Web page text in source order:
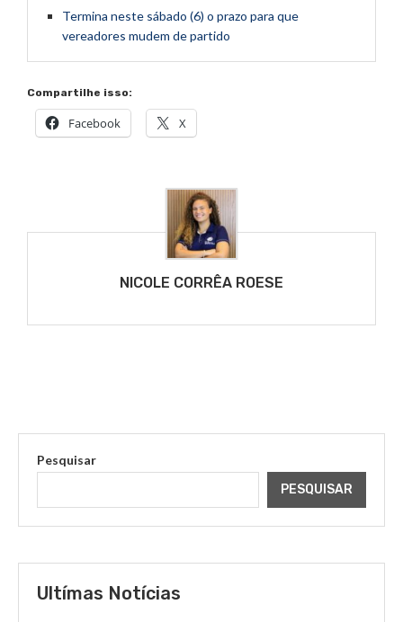
Termina neste sábado (6) o prazo para que
vereadores mudem de partido
Compartilhe isso:
Facebook X
NICOLE CORRÊA ROESE
Pesquisar
PESQUISAR
Ultímas Notícias